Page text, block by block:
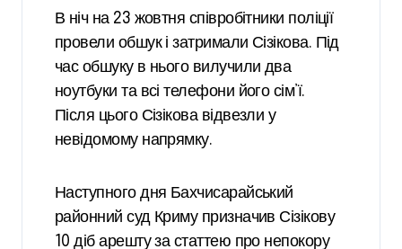
В ніч на 23 жовтня співробітники поліції
провели обшук і затримали Сізікова. Під
час обшуку в нього вилучили два
ноутбуки та всі телефони його сім’ї.
Після цього Сізікова відвезли у
невідомому напрямку.
Наступного дня Бахчисарайський
районний суд Криму призначив Сізікову
10 діб арешту за статтею про непокору